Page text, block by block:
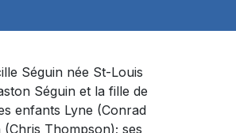
Séguin née St-Louis
Séguin et la fille de
enfants Lyne (Conrad
Thompson); ses